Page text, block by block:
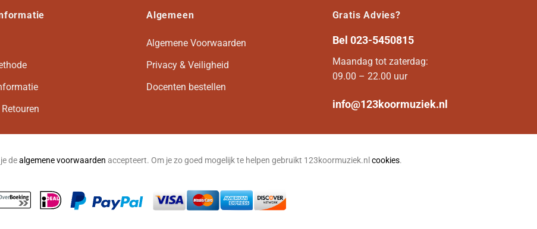
Algemeen
Algemene Voorwaarden
Privacy & Veiligheid
Docenten bestellen
Gratis Advies?
Bel 023-5450815
Maandag tot zaterdag:
09.00 – 22.00 uur
info@123koormuziek.nl
dealgemene voorwaarden accepteert. Om je zo goed mogelijk te helpen gebruikt 123koormuziek.nl cookies.